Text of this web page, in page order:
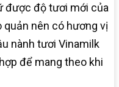
được độ tươi mới của
nên có hương vị
nành tươi Vinamilk
để mang theo khi